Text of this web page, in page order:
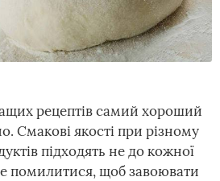
рецептів самий хороший
Смакові якості при різному
підходять не до кожної
помилитися, щоб завоювати